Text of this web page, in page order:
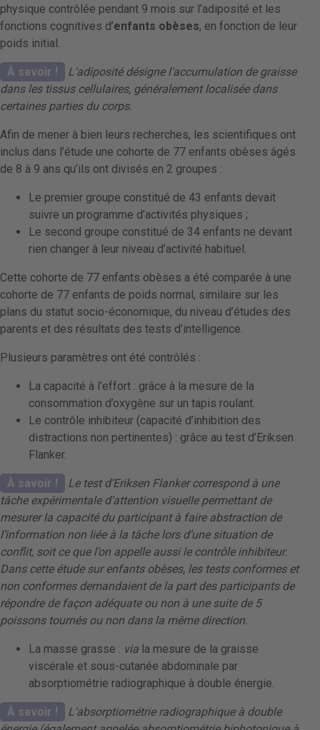
physique contrôlée pendant 9 mois sur l’adiposité et les
fonctions cognitives d’enfants obèses, en fonction de leur
poids initial.
À savoir !
L’adiposité désigne l’accumulation de graisse
dans les tissus cellulaires, généralement localisée dans
certaines parties du corps.
Afin de mener à bien leurs recherches, les scientifiques ont
inclus dans l’étude une cohorte de 77 enfants obèses âgés
de 8 à 9 ans qu’ils ont divisés en 2 groupes :
Le premier groupe constitué de 43 enfants devait
suivre un programme d’activités physiques ;
Le second groupe constitué de 34 enfants ne devant
rien changer à leur niveau d’activité habituel.
Cette cohorte de 77 enfants obèses a été comparée à une
cohorte de 77 enfants de poids normal, similaire sur les
plans du statut socio-économique, du niveau d’études des
parents et des résultats des tests d’intelligence.
Plusieurs paramètres ont été contrôlés :
La capacité à l’effort : grâce à la mesure de la
consommation d’oxygène sur un tapis roulant.
Le contrôle inhibiteur (capacité d’inhibition des
distractions non pertinentes) : grâce au test d’Eriksen
Flanker.
À savoir !
Le test d’Eriksen Flanker correspond à une
tâche expérimentale d’attention visuelle permettant de
mesurer la capacité du participant à faire abstraction de
l’information non liée à la tâche lors d’une situation de
conflit, soit ce que l’on appelle aussi le contrôle inhibiteur.
Dans cette étude sur enfants obèses, les tests conformes et
non conformes demandaient de la part des participants de
répondre de façon adéquate ou non à une suite de 5
poissons tournés ou non dans la même direction.
La masse grasse : via la mesure de la graisse
viscérale et sous-cutanée abdominale par
absorptiométrie radiographique à double énergie.
À savoir !
L’absorptiométrie radiographique à double